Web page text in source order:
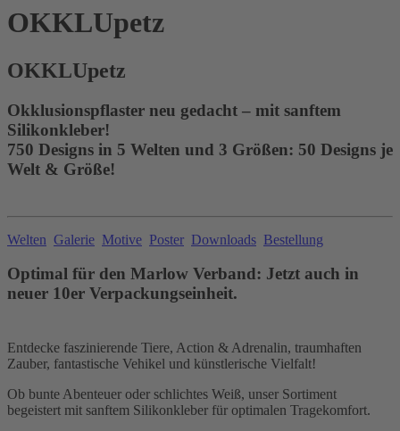
OKKLUpetz
OKKLUpetz
Okklusionspflaster neu gedacht – mit sanftem
Silikonkleber!
750 Designs in 5 Welten und 3 Größen: 50 Designs je
Welt & Größe!
Welten Galerie Motive Poster Downloads Bestellung
Optimal für den Marlow Verband: Jetzt auch in
neuer 10er Verpackungseinheit.
Entdecke faszinierende Tiere, Action & Adrenalin, traumhaften
Zauber, fantastische Vehikel und künstlerische Vielfalt!
Ob bunte Abenteuer oder schlichtes Weiß, unser Sortiment
begeistert mit sanftem Silikonkleber für optimalen Tragekomfort.